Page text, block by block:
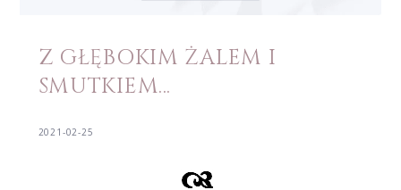
Z GŁĘBOKIM ŻALEM I
SMUTKIEM…
2021-02-25